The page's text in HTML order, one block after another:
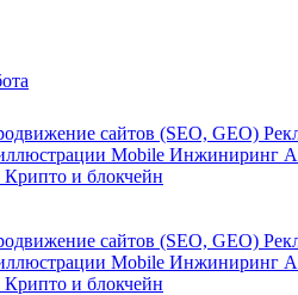
сайтов (SEO, GEO)
Mobile Инжиниринг
Крипто и блокчейн
сайтов (SEO, GEO)
Mobile Инжиниринг
Крипто и блокчейн